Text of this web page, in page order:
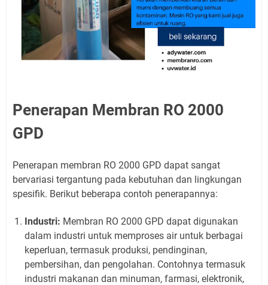
Penerapan Membran RO 2000
GPD
Penerapan membran RO 2000 GPD dapat sangat
bervariasi tergantung pada kebutuhan dan lingkungan
spesifik. Berikut beberapa contoh penerapannya:
Industri: Membran RO 2000 GPD dapat digunakan
dalam industri untuk memproses air untuk berbagai
keperluan, termasuk produksi, pendinginan,
pembersihan, dan pengolahan. Contohnya termasuk
industri makanan dan minuman, farmasi, elektronik,